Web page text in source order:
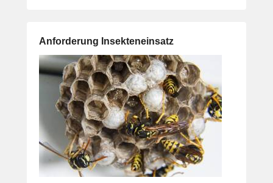
Anforderung Insekteneinsatz